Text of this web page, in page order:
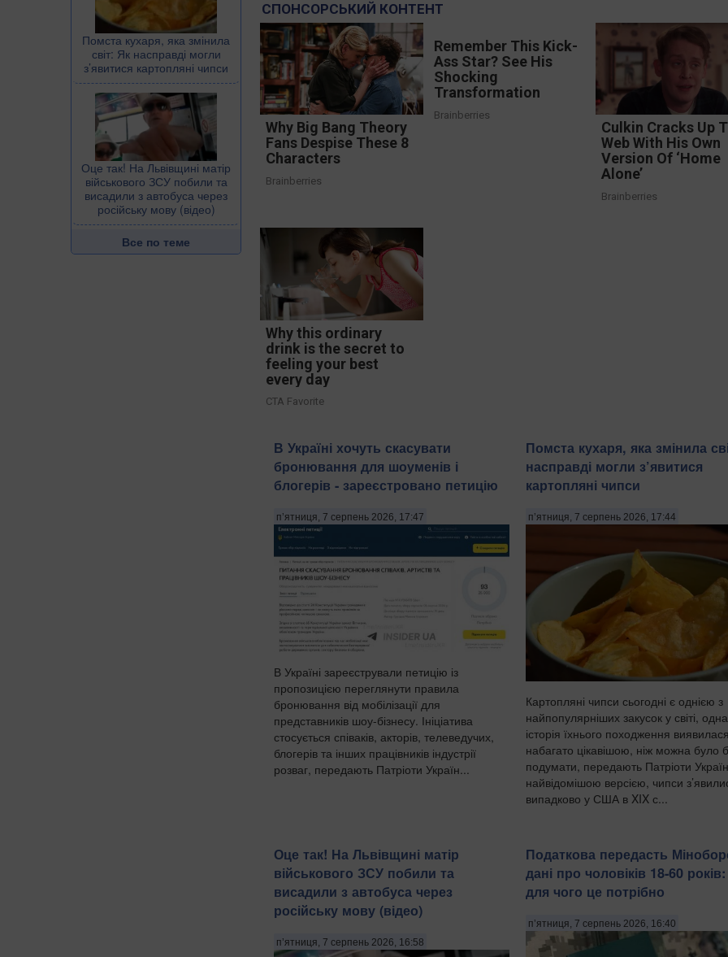
Помста кухаря, яка змінила
світ: Як насправді могли
з’явитися картопляні чипси
Оце так! На Львівщині матір
військового ЗСУ побили та
висадили з автобуса через
російську мову (відео)
Все по теме
СПОНСОРСЬКИЙ КОНТЕНТ
Why Big Bang Theory
Fans Despise These 8
Characters
Brainberries
Remember This Kick-
Ass Star? See His
Shocking
Transformation
Brainberries
Culkin Cracks Up
Web With His Own
Version Of ‘Home
Alone’
Brainberries
Why this ordinary
drink is the secret to
feeling your best
every day
CTA Favorite
В Україні хочуть скасувати
бронювання для шоуменів і
блогерів - зареєстровано петицію
п’ятниця, 7 серпень 2026, 17:47
В Україні зареєстрували петицію із
пропозицією переглянути правила
бронювання від мобілізації для
представників шоу-бізнесу. Ініціатива
стосується співаків, акторів, телеведучих,
блогерів та інших працівників індустрії
розваг, передають Патріоти Україн...
Помста кухаря, яка змінила
насправді могли з’явитися
картопляні чипси
п’ятниця, 7 серпень 2026, 17:44
Картопляні чипси сьогодні є однією з
найпопулярніших закусок у світі,
історія їхнього походження
набагато цікавішою, ніж можна було б
подумати, передають Патріоти
найвідомішою версією, чипси
випадково у США в XIX с...
Оце так! На Львівщині матір
військового ЗСУ побили та
висадили з автобуса через
російську мову (відео)
п’ятниця, 7 серпень 2026, 16:58
Податкова передасть
дані про чоловіків 18-60
для чого це потрібно
п’ятниця, 7 серпень 2026, 16:40